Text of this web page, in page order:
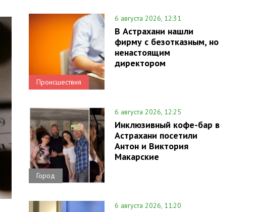
Происшествия
6 августа 2026, 12:31
В Астрахани нашли
фирму с безотказным, но
ненастоящим
директором
Город
6 августа 2026, 12:25
Инклюзивный кофе-бар в
Астрахани посетили
Антон и Виктория
Макарские
6 августа 2026, 11:20